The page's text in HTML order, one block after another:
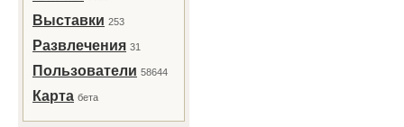
Выставки 253
Развлечения 31
Пользователи 58644
Карта бета